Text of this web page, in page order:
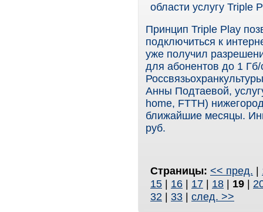
области услугу Triple
Принцип Triple Play
подключиться к
уже получил
для абонентов до 1
Анны Подтаевой,
home, FTTH)
ближайшие месяцы.
руб.
Страницы: << пред. |
15 | 16 | 17 | 18 | 19 |
32 | 33 | след. >>